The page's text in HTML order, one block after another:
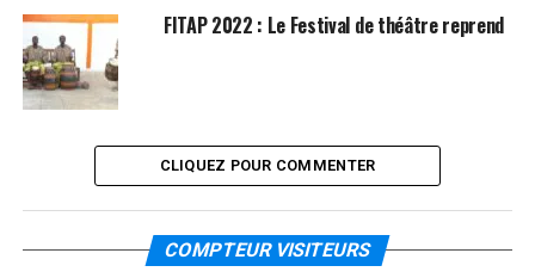
FITAP 2022 : Le Festival de théâtre reprend
CLIQUEZ POUR COMMENTER
COMPTEUR VISITEURS